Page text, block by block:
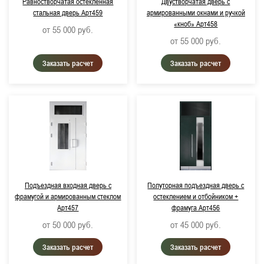
до 3 дней
RAL 7035, Светло-серый
RAL 9016, Транспортный белый
RAL 9006, Бело-алюминиевый (металлик)
RAL 9007, Серо-алюминиевый (металлик)
RAL 7016, Антрацитово-серый
RAL 7024, Графитово-серый
RAL 7038, Агатово-серый
стальная дверь Арт459
от 55 000 руб.
Заказать расчет
армированными окнами и ручкой
«кноб» Арт458
от 55 000 руб.
Заказать расчет
Подъездная входная дверь с
фрамугой и армированным стеклом
Арт457
от 50 000 руб.
Заказать расчет
Полуторная подъездная дверь с
остеклением и отбойником +
фрамуга Арт456
от 45 000 руб.
Заказать расчет